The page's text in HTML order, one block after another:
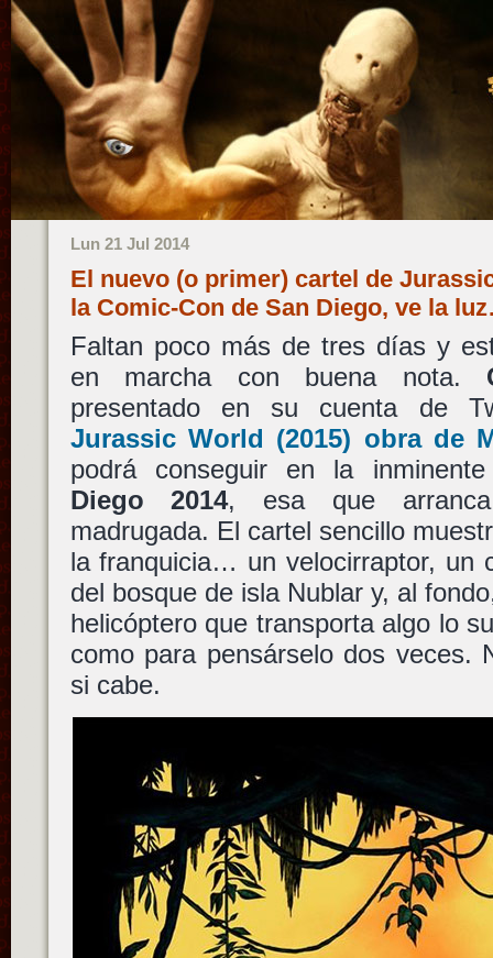
Lun 21 Jul 2014
El nuevo (o primer) cartel de
la Comic-Con de San Diego, ve la
Faltan poco más de tres días y
en marcha con buena nota.
presentado en su cuenta de
Jurassic World (2015) obra de
podrá conseguir en la
Diego 2014, esa que
madrugada. El cartel sencillo
la franquicia… un velocirraptor, un
del bosque de isla Nublar y, al
helicóptero que transporta algo lo
como para pensárselo dos
si cabe.